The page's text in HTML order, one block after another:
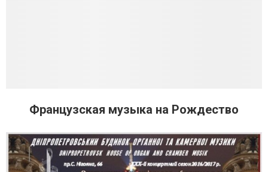
Французская музыка на Рождество